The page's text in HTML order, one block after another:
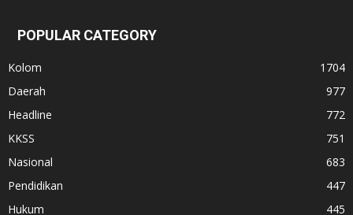
POPULAR CATEGORY
Kolom
1704
Daerah
977
Headline
772
KKSS
751
Nasional
683
Pendidikan
447
Hukum
445